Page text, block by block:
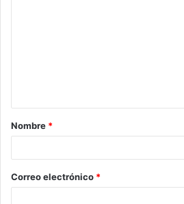
a
r
*
Nombre *
Correo electrónico *